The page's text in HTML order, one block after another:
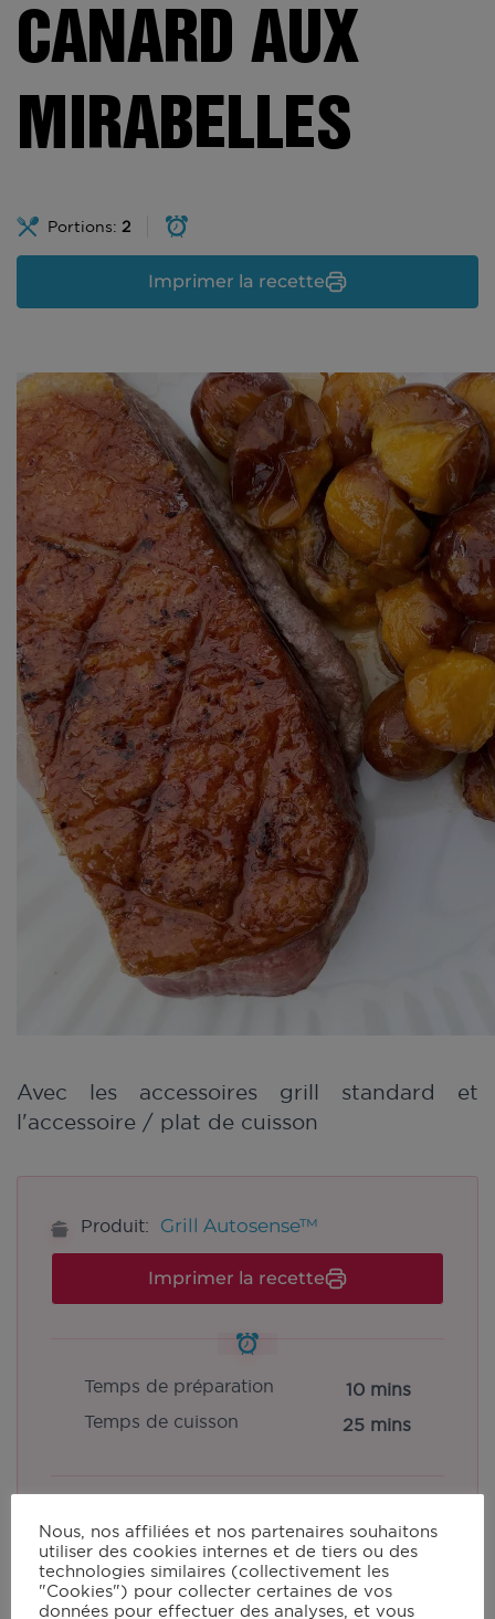
CANARD AUX
MIRABELLES
Portions: 2
Imprimer la recette
Avec les accessoires grill standard et
l'accessoire / plat de cuisson
Produit: Grill Autosense™
Imprimer la recette
Temps de préparation
10 mins
Temps de cuisson
25 mins
Portions: 2
Nous, nos affiliées et nos partenaires souhaitons
utiliser des cookies internes et de tiers ou des
technologies similaires (collectivement les
"Cookies") pour collecter certaines de vos
données pour effectuer des analyses, et vous